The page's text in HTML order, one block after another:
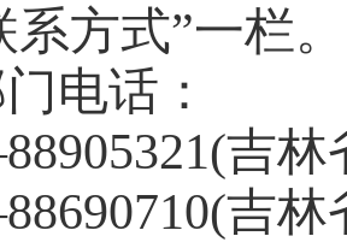
方式”一栏。
电话：
吉
吉